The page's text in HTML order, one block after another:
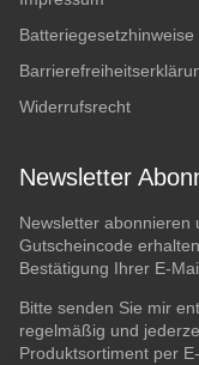
Batteriegesetzhinweise
Widerrufsrecht
Newsletter
Newsletter abonnieren
Gutscheincode
Bestätigung Ihrer E-
Bitte senden Sie mir
regelmäßig und
Produktsortiment per